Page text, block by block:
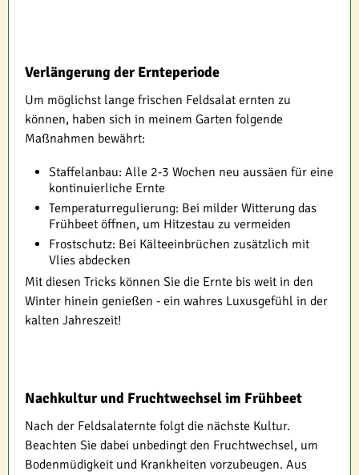
Verlängerung der Ernteperiode
Um möglichst lange frischen Feldsalat ernten zu
können, haben sich in meinem Garten folgende
Maßnahmen bewährt:
Staffelanbau: Alle 2-3 Wochen neu aussäen für eine
kontinuierliche Ernte
Temperaturregulierung: Bei milder Witterung das
Frühbeet öffnen, um Hitzestau zu vermeiden
Frostschutz: Bei Kälteeinbrüchen zusätzlich mit
Vlies abdecken
Mit diesen Tricks können Sie die Ernte bis weit in den
Winter hinein genießen - ein wahres Luxusgefühl in der
kalten Jahreszeit!
Nachkultur und Fruchtwechsel im Frühbeet
Nach der Feldsalaternte folgt die nächste Kultur.
Beachten Sie dabei unbedingt den Fruchtwechsel, um
Bodenmüdigkeit und Krankheiten vorzubeugen. Aus